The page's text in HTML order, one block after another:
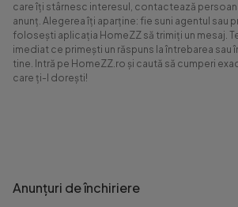
care îți stârnesc interesul, contactează
anunț. Alegerea îți aparține: fie suni agentul sau
folosești aplicația HomeZZ să trimiți un mesaj.
imediat ce primești un răspuns la întrebarea sau
tine. Intră pe HomeZZ.ro și caută să cumperi
care ți-l dorești!
Anunțuri de închiriere